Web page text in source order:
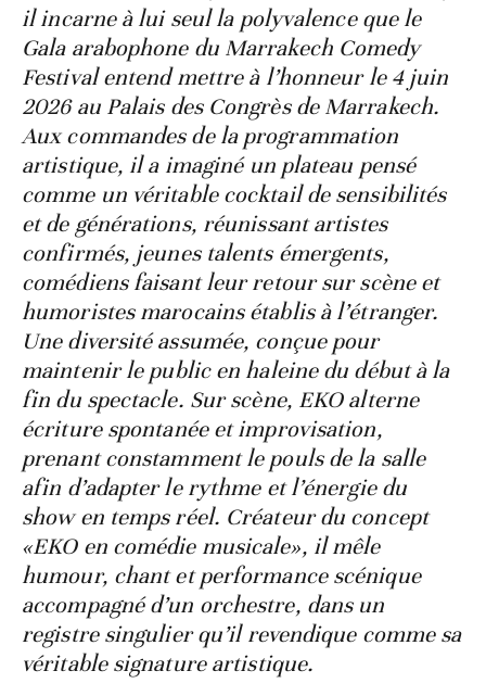
il incarne à lui seul la polyvalence que le
Gala arabophone du Marrakech Comedy
Festival entend mettre à l’honneur le 4 juin
2026 au Palais des Congrès de Marrakech.
Aux commandes de la programmation
artistique, il a imaginé un plateau pensé
comme un véritable cocktail de sensibilités
et de générations, réunissant artistes
confirmés, jeunes talents émergents,
comédiens faisant leur retour sur scène et
humoristes marocains établis à l’étranger.
Une diversité assumée, conçue pour
maintenir le public en haleine du début à la
fin du spectacle. Sur scène, EKO alterne
écriture spontanée et improvisation,
prenant constamment le pouls de la salle
afin d’adapter le rythme et l’énergie du
show en temps réel. Créateur du concept
«EKO en comédie musicale», il mêle
humour, chant et performance scénique
accompagné d’un orchestre, dans un
registre singulier qu’il revendique comme sa
véritable signature artistique.